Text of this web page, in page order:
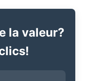
la valeur?